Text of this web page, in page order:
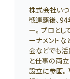
株式会社い
戦連覇後、
ー。プロとし
ーナメントな
会などでも
と仕事の両
設立に参画。